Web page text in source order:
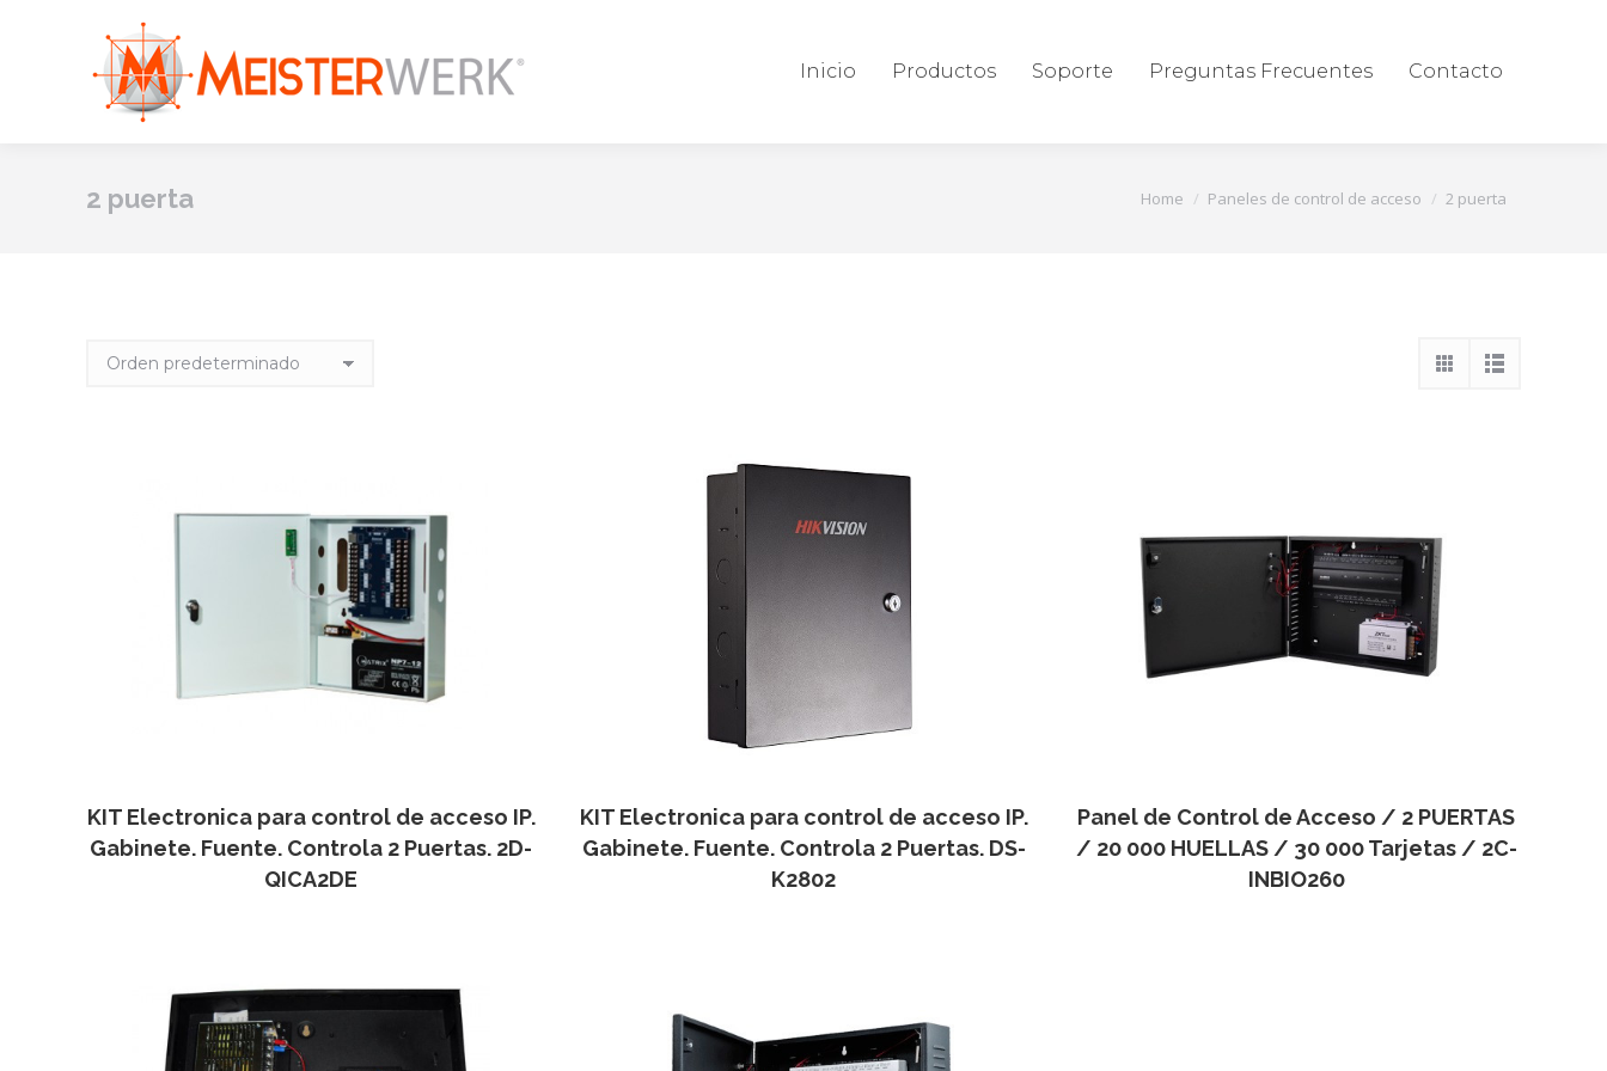
Inicio Productos Soporte Preguntas Frecuentes Contacto
2 puerta You are here:
Home Paneles de control de acceso 2 puerta
KIT Electronica para control de acceso IP.
Gabinete. Fuente. Controla 2 Puertas. 2D-
QICA2DE
KIT Electronica para control de acceso IP.
Gabinete. Fuente. Controla 2 Puertas. DS-
K2802
Panel de Control de Acceso / 2 PUERTAS
/ 20 000 HUELLAS / 30 000 Tarjetas / 2C-
INBIO260